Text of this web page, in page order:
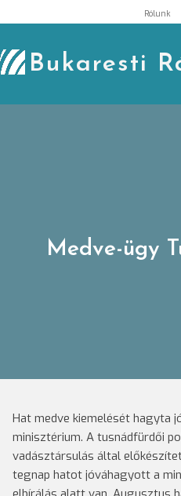
to
content
Rólunk
Bukaresti
Medve-ügy
Hat medve kiemelését hagyta
minisztérium. A tusnádfürdői
vadásztársulás által
tegnap hatot jóváhagyott a